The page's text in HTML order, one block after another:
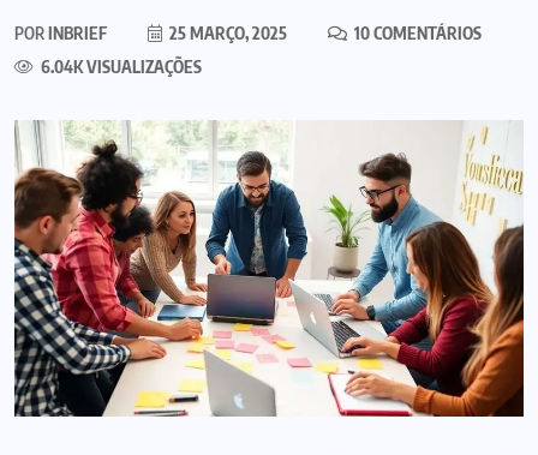
PORINBRIEF 25 MARÇO, 2025
10 COMENTÁRIOS
6.04K VISUALIZAÇÕES